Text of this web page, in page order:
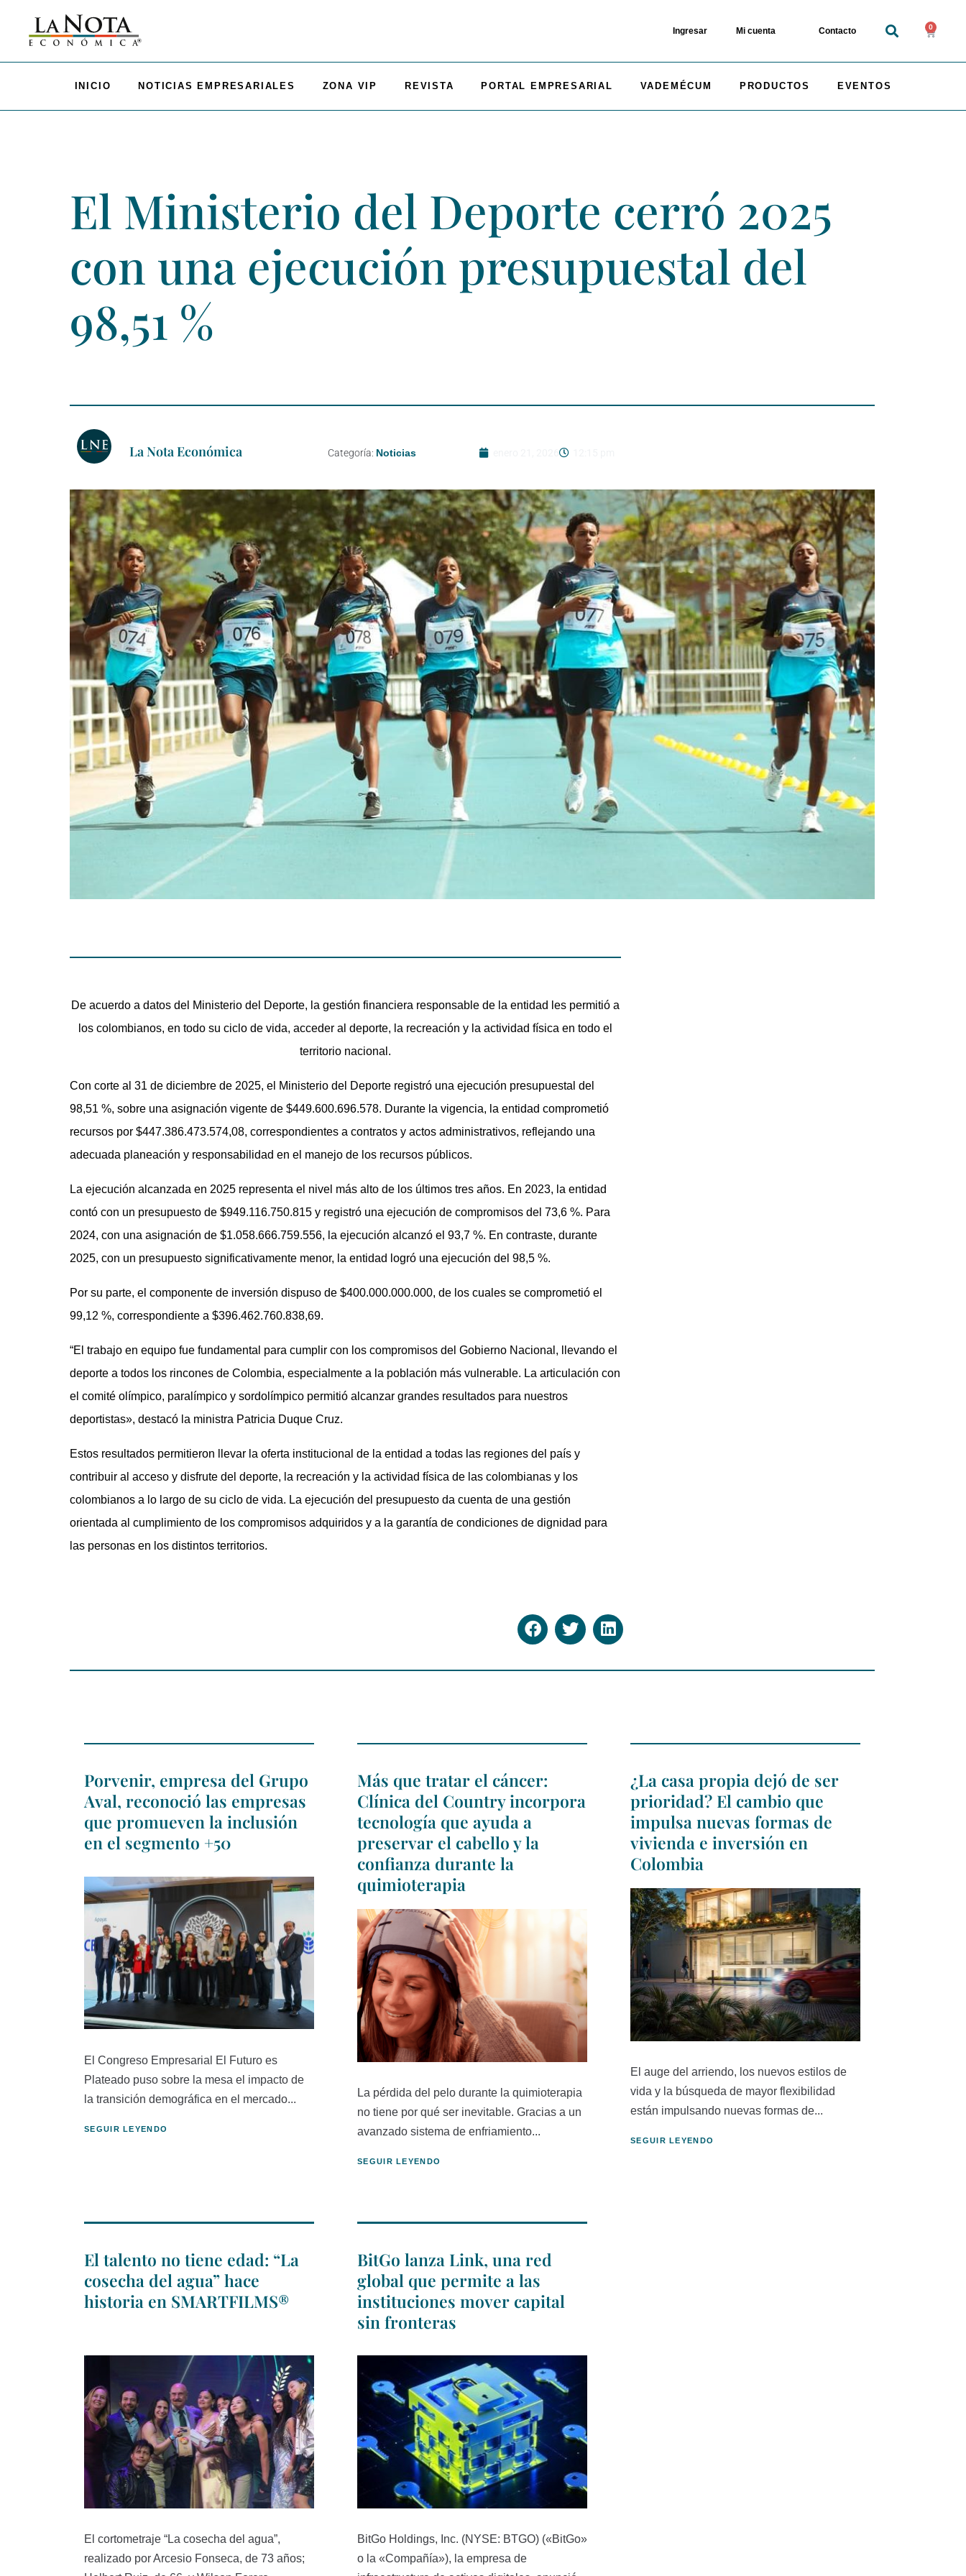
Ingresar Mi cuenta Contacto 0
INICIO NOTICIAS EMPRESARIALES ZONA VIP REVISTA PORTAL EMPRESARIAL VADEMÉCUM PRODUCTOS EVENTOS
El Ministerio del Deporte cerró 2025
con una ejecución presupuestal del
98,51 %
La Nota Económica Categoría: Noticias
De acuerdo a datos del Ministerio del Deporte, la gestión financiera responsable de la entidad les permitió a
los colombianos, en todo su ciclo de vida, acceder al deporte, la recreación y la actividad física en todo el
territorio nacional.
Con corte al 31 de diciembre de 2025, el Ministerio del Deporte registró una ejecución presupuestal del
98,51 %, sobre una asignación vigente de $449.600.696.578. Durante la vigencia, la entidad comprometió
recursos por $447.386.473.574,08, correspondientes a contratos y actos administrativos, reflejando una
adecuada planeación y responsabilidad en el manejo de los recursos públicos.
La ejecución alcanzada en 2025 representa el nivel más alto de los últimos tres años. En 2023, la entidad
contó con un presupuesto de $949.116.750.815 y registró una ejecución de compromisos del 73,6 %. Para
2024, con una asignación de $1.058.666.759.556, la ejecución alcanzó el 93,7 %. En contraste, durante
2025, con un presupuesto significativamente menor, la entidad logró una ejecución del 98,5 %.
Por su parte, el componente de inversión dispuso de $400.000.000.000, de los cuales se comprometió el
99,12 %, correspondiente a $396.462.760.838,69.
“El trabajo en equipo fue fundamental para cumplir con los compromisos del Gobierno Nacional, llevando el
deporte a todos los rincones de Colombia, especialmente a la población más vulnerable. La articulación con
el comité olímpico, paralímpico y sordolímpico permitió alcanzar grandes resultados para nuestros
deportistas», destacó la ministra Patricia Duque Cruz.
Estos resultados permitieron llevar la oferta institucional de la entidad a todas las regiones del país y
contribuir al acceso y disfrute del deporte, la recreación y la actividad física de las colombianas y los
colombianos a lo largo de su ciclo de vida. La ejecución del presupuesto da cuenta de una gestión
orientada al cumplimiento de los compromisos adquiridos y a la garantía de condiciones de dignidad para
las personas en los distintos territorios.
Porvenir, empresa del Grupo
Aval, reconoció las empresas
que promueven la inclusión
en el segmento +50
El Congreso Empresarial El Futuro es
Plateado puso sobre la mesa el impacto de
la transición demográfica en el mercado...
SEGUIR LEYENDO
Más que tratar el cáncer:
Clínica del Country incorpora
tecnología que ayuda a
preservar el cabello y la
confianza durante la
quimioterapia
La pérdida del pelo durante la quimioterapia
no tiene por qué ser inevitable. Gracias a un
avanzado sistema de enfriamiento...
SEGUIR LEYENDO
¿La casa propia dejó de ser
prioridad? El cambio que
impulsa nuevas formas de
vivienda e inversión en
Colombia
El auge del arriendo, los nuevos estilos de
vida y la búsqueda de mayor flexibilidad
están impulsando nuevas formas de...
SEGUIR LEYENDO
El talento no tiene edad: “La
cosecha del agua” hace
historia en SMARTFILMS®
El cortometraje “La cosecha del agua”,
realizado por Arcesio Fonseca, de 73 años;
BitGo lanza Link, una red
global que permite a las
instituciones mover capital
sin fronteras
BitGo Holdings, Inc. (NYSE: BTGO) («BitGo»
o la «Compañía»), la empresa de